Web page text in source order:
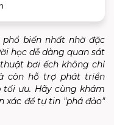
phổ biến nhất nhờ đặc
học dễ dàng quan sát
bơi ếch không chỉ
còn hỗ trợ phát triển
ưu. Hãy cùng khám
xác để tự tin "phá đảo"